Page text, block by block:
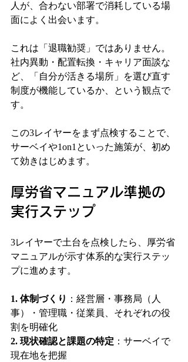
人が、合わない部署で消耗している場
面によく出会います。
これは「退職勧奨」ではありません。
社内異動・配置転換・キャリア面談な
ど、「自分が活きる場所」を選び直す
制度が機能しているか、という観点で
す。
この3レイヤーをまず点検することで、
サーベイや1on1といった施策が、初め
て効きはじめます。
厚労省マニュアル準拠の
実行ステップ
3レイヤーで土台を点検したら、厚労省
マニュアルが示す体系的な実行ステッ
プに進めます。
1. 体制づくり ：経営層・事務局（人
事）・管理職・従業員、それぞれの役
割を明確化
2. 現状確認と課題の特定 ：サーベイで
現在地を把握